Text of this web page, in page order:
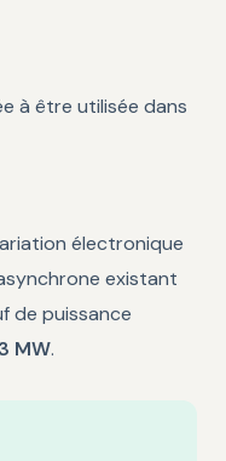
à être utilisée dans
électronique
existant
de puissance
MW.